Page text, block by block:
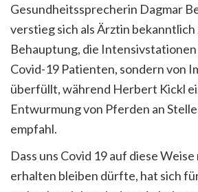
Gesundheitssprecherin Dagmar
verstieg sich als Ärztin bekanntlich
Behauptung, die
Covid-19 Patienten, sondern von
überfüllt, während Herbert Kickl
Entwurmung von Pferden an
empfahl.
Dass uns Covid 19 auf diese
erhalten bleiben dürfte, hat sich